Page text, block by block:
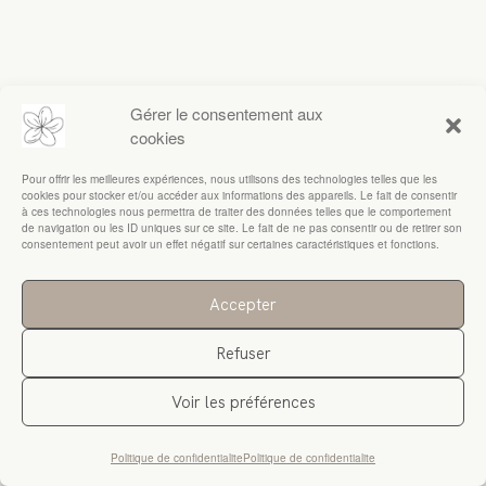
Gérer le consentement aux
cookies
Pour offrir les meilleures expériences, nous utilisons des technologies telles que les
cookies pour stocker et/ou accéder aux informations des appareils. Le fait de consentir
à ces technologies nous permettra de traiter des données telles que le comportement
de navigation ou les ID uniques sur ce site. Le fait de ne pas consentir ou de retirer son
consentement peut avoir un effet négatif sur certaines caractéristiques et fonctions.
Accepter
Refuser
Voir les préférences
Politique de confidentialitePolitique de confidentialite